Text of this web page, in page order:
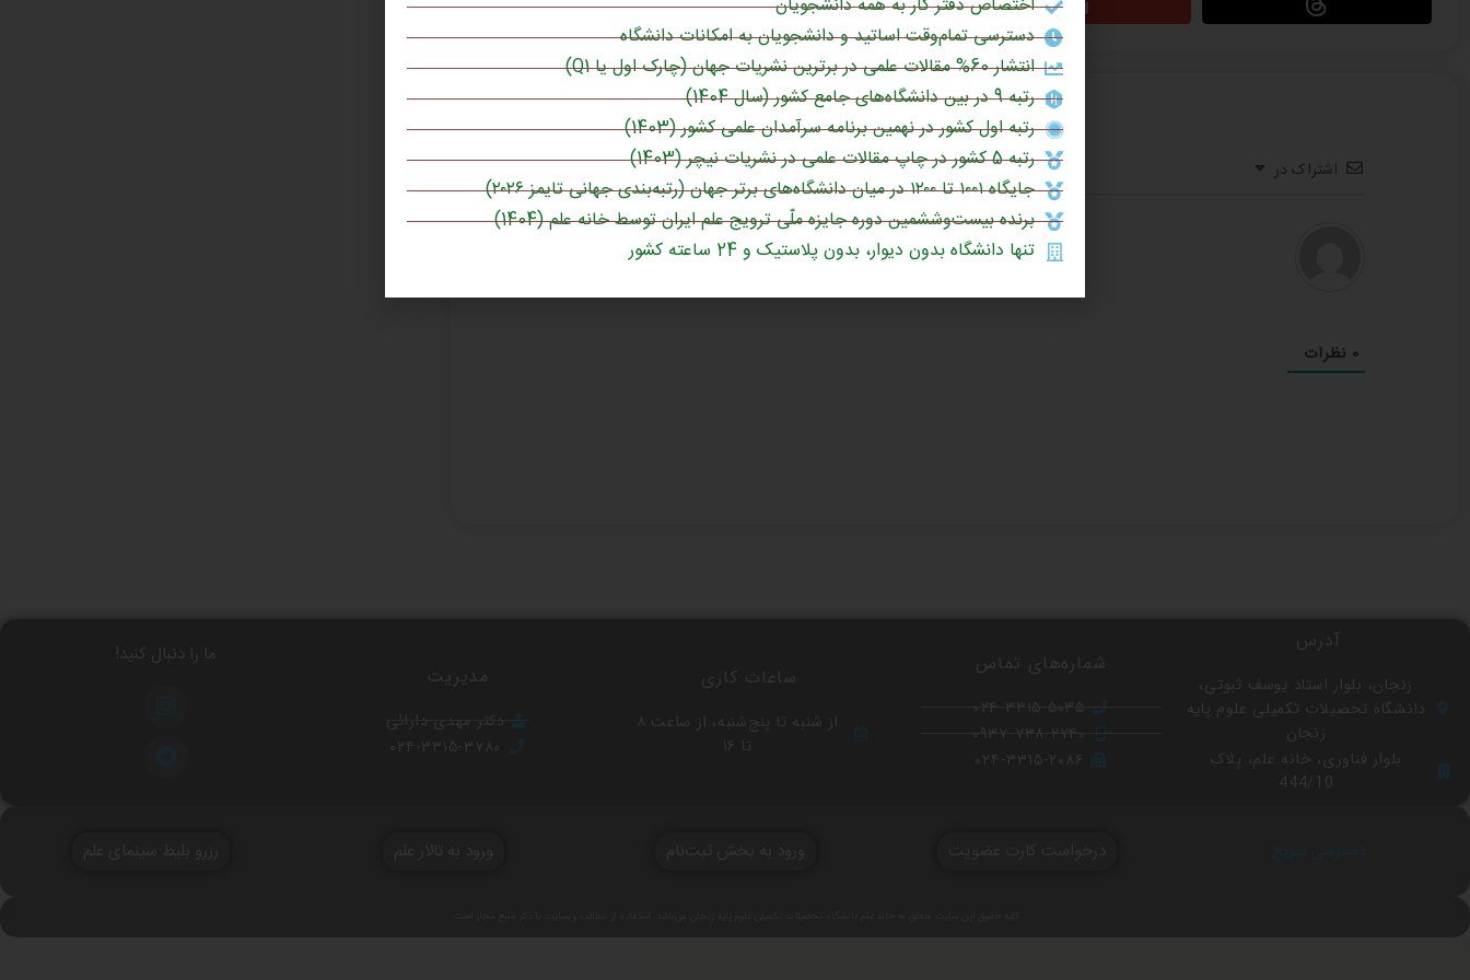
اشتراک در
0 نظرات
آدرس
زنجان، بلوار استاد یوسف ثبوتی،
دانشگاه تحصیلات تکمیلی علوم پایه
زنجان
بلوار فناوری، خانه علم، پلاک
444/10
شماره‌های تماس
۰۲۴-۳۳۱۵-۵۰۳۵
۰۹۳۷-۷۳۸-۲۷۴۰
۰۲۴-۳۳۱۵-۲۰۸۶
ساعات کاری
از شنبه تا پنج‌شنبه، از ساعت ۸
تا ۱۶
مدیریت
دکتر مهدی دارائی
۰۲۴-۳۳۱۵-۳۷۸۰
ما را دنبال کنید!
اختصاص دفتر کار به همه دانشجویان
دسترسی تمام‌وقت اساتید و دانشجویان به امکانات دانشگاه
انتشار 60% مقالات علمی در برترین نشریات جهان (چارک اول یا Q1)
رتبه 9 در بین دانشگاه‌های جامع کشور (سال 1404)
رتبه اول کشور در نهمین برنامه سرآمدان علمی کشور (1403)
رتبه 5 کشور در چاپ مقالات علمی در نشریات نیچر (1403)
جایگاه ۱۰۰۱ تا ۱۲۰۰ در میان دانشگاه‌های برتر جهان (رتبه‌بندی جهانی تایمز ۲۰۲۶)
برنده بیست‌وششمین دوره جایزه ملّی ترویج علم ایران توسط خانه علم (1404)
تنها دانشگاه بدون دیوار، بدون پلاستیک و 24 ساعته کشور